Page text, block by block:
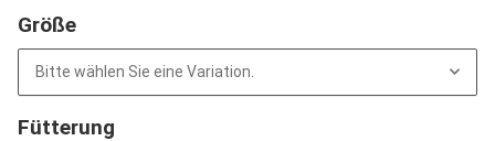
Größe
Bitte wählen Sie eine Variation.
Fütterung